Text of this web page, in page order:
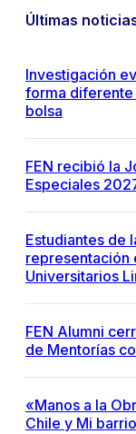
Últimas
Investigación
forma diferente
bolsa
FEN recibió la
Especiales
Estudiantes de
representación
Universitarios
FEN Alumni
de Mentorías
«Manos a la
Chile y Mi